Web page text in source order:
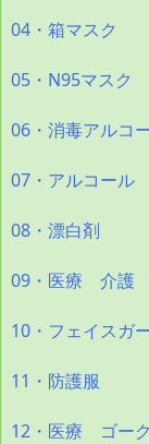
04・箱マスク
05・N95マスク
06・消毒アルコ
07・アルコール
08・漂白剤
09・医療 介護
10・フェイスガ
11・防護服
12・医療 ゴー